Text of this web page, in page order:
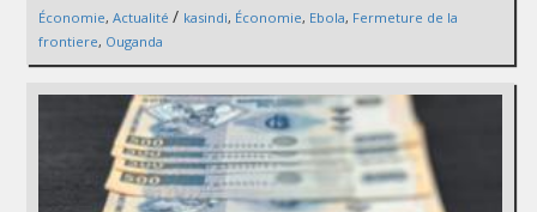
Économie, Actualité / kasindi, Économie, Ebola, Fermeture de la
frontiere, Ouganda